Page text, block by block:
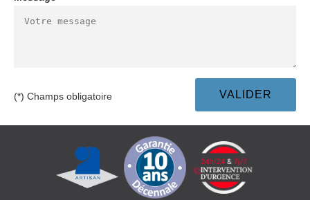
(*) Champs obligatoire